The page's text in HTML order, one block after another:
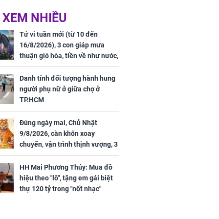
nay,
2026: Tăng
triệu
'Bách Hoa Sát' vừa kết
thúc, Mạnh Tử Nghĩa
đã vướng tranh luận
cuối
lịch, 3 con
phát Tài
trăm bề,
Phượng
trọn cơ
NHIỀU
Tử vi tuần mới (từ 10 đến
16/8/2026), 3 con giáp mưa
thuận gió hòa, tiền về như nước,
bạc vàng dư dả, Phú Quý Vinh
Hoa, vận trình khai sáng
Danh tính đối tượng hành hung
người phụ nữ ở giữa chợ ở
TP.HCM
Đúng ngày mai, Chủ Nhật
9/8/2026, càn khôn xoay
chuyển, vận trình thịnh vượng, 3
con giáp nhận phúc khí nhà trời,
tình tiền đỏ như son, vận may
hanh thông
HH Mai Phương Thúy: Mua đồ
hiệu theo "lô", tặng em gái biệt
thự 120 tỷ trong "nốt nhạc"